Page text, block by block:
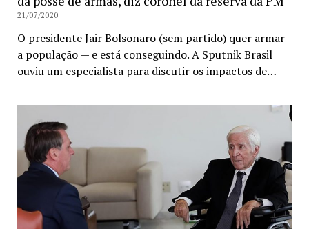
21/07/2020
O presidente Jair Bolsonaro (sem partido) quer armar
a população — e está conseguindo. A Sputnik Brasil
ouviu um especialista para discutir os impactos de…